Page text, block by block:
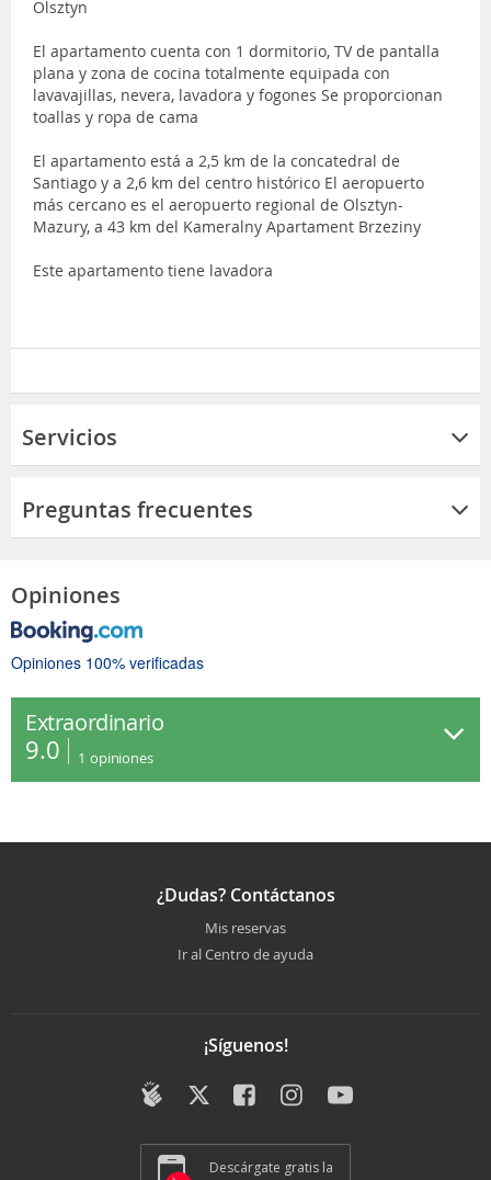
Olsztyn
El apartamento cuenta con 1 dormitorio, TV de pantalla
plana y zona de cocina totalmente equipada con
lavavajillas, nevera, lavadora y fogones Se proporcionan
toallas y ropa de cama
El apartamento está a 2,5 km de la concatedral de
Santiago y a 2,6 km del centro histórico El aeropuerto
más cercano es el aeropuerto regional de Olsztyn-
Mazury, a 43 km del Kameralny Apartament Brzeziny
Este apartamento tiene lavadora
Servicios
Preguntas frecuentes
Opiniones
Opiniones 100% verificadas
Extraordinario
9.0 1 opiniones
¿Dudas? Contáctanos
Mis reservas
Ir al Centro de ayuda
¡Síguenos!
Descárgate gratis la